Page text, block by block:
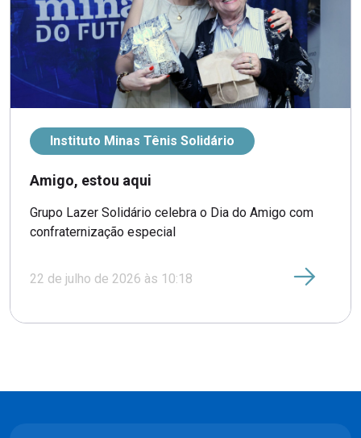
Instituto Minas Tênis Solidário
Amigo, estou aqui
Grupo Lazer Solidário celebra o Dia do Amigo com
confraternização especial
22 de julho de 2026 às 10:18